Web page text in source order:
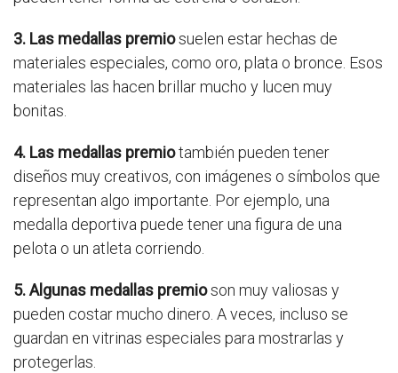
3. Las medallas premiosuelen estar hechas de
materiales especiales, como oro, plata o bronce. Esos
materiales las hacen brillar mucho y lucen muy
bonitas.
4. Las medallas premiotambién pueden tener
diseños muy creativos, con imágenes o símbolos que
representan algo importante. Por ejemplo, una
medalla deportiva puede tener una figura de una
pelota o un atleta corriendo.
5. Algunas medallas premioson muy valiosas y
pueden costar mucho dinero. A veces, incluso se
guardan en vitrinas especiales para mostrarlas y
protegerlas.